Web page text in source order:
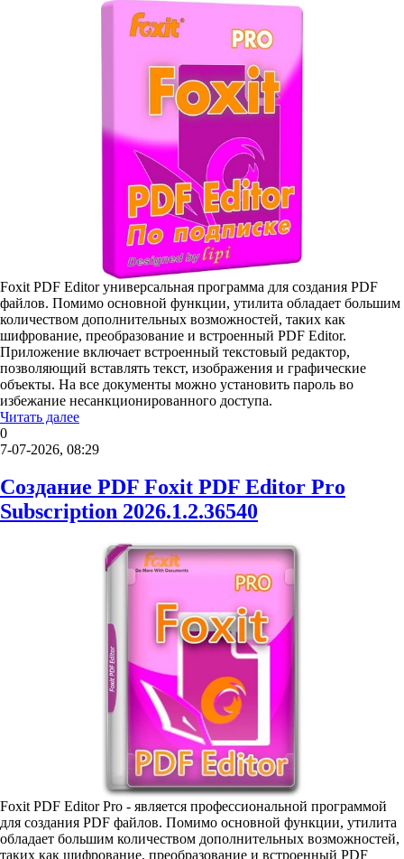
Foxit PDF Editor универсальная программа для создания PDF
файлов. Помимо основной функции, утилита обладает большим
количеством дополнительных возможностей, таких как
шифрование, преобразование и встроенный PDF Editor.
Приложение включает встроенный текстовый редактор,
позволяющий вставлять текст, изображения и графические
объекты. На все документы можно установить пароль во
избежание несанкционированного доступа.
Читать далее
0
7-07-2026, 08:29
Создание PDF Foxit PDF Editor Pro
Subscription 2026.1.2.36540
Foxit PDF Editor Pro - является профессиональной программой
для создания PDF файлов. Помимо основной функции, утилита
обладает большим количеством дополнительных возможностей,
таких как шифрование, преобразование и встроенный PDF